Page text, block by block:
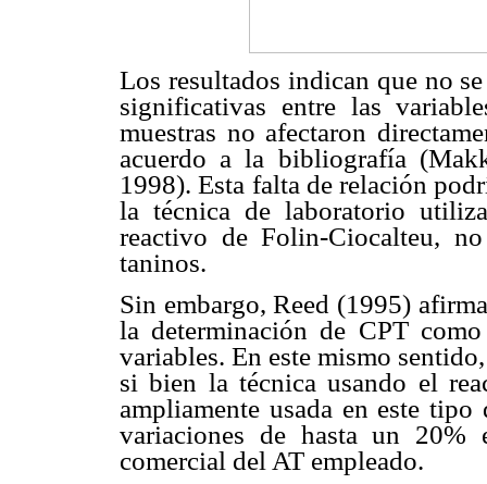
Los resultados indican que no
significativas entre las
muestras no afectaron
acuerdo a la bibliografía
1998). Esta falta de relación
la técnica de laboratorio
reactivo de Folin-Ciocalteu,
taninos.
Sin embargo, Reed (1995)
la determinación de CPT
variables. En este mismo
si bien la técnica usando el
ampliamente usada en este
variaciones de hasta un 20%
comercial del AT empleado.